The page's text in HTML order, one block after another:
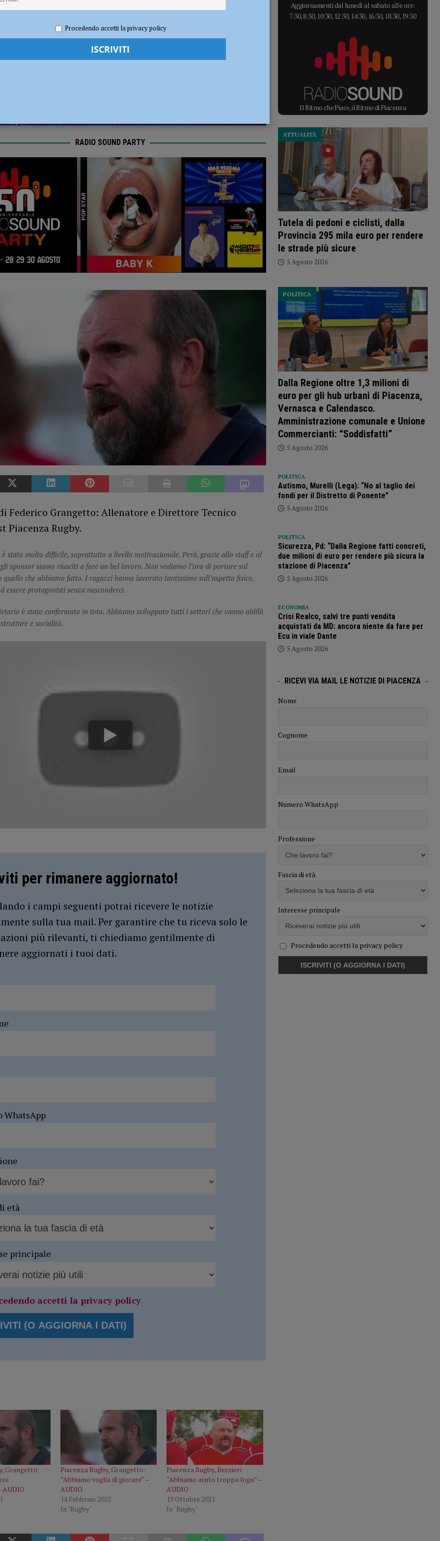
“Verificare subito la situazione nella provincia di Piacenza”
Carlofilippo Vardelli Rugby ,Sport
RADIO SOUND PARTY
Federico Grangetto: Allenatore e Direttore Tecnico
Piacenza Rugby.
stato molto difficile, soprattutto a livello motivazionale. Però, grazie allo staff e al
sponsor siamo riusciti a fare un bel lavoro. Non vediamo l’ora di portare sul
quello che abbiamo fatto. I ragazzi hanno lavorato tantissimo sull’aspetto fisico.
essere protagonisti senza nasconderci.
è stato confermato in toto. Abbiamo sviluppato tutti i settori che vanno aldilà
e socialità.
per rimanere aggiornato!
i campi seguenti potrai ricevere le notizie
sulla tua mail. Per garantire che tu riceva solo le
più rilevanti, ti chiediamo gentilmente di
aggiornati i tuoi dati.
WhatsApp
età
principale
accetti la privacy policy
Grangetto:
AUDIO
Piacenza Rugby, Grangetto:
”Abbiamo voglia di giocare” –
AUDIO
14 Febbraio 2022
In "Rugby"
Piacenza Rugby, Berzieri:
“Abbiamo avuto troppa foga” –
AUDIO
19 Ottobre 2021
In "Rugby"
Aggiornamenti dal lunedì al sabato alle ore:
7:30, 8:30, 10:30, 12:30, 14:30, 16:30, 18:30, 19:30
Il Ritmo che Piace, il Ritmo di Piacenza
Tutela di pedoni e ciclisti, dalla
Provincia 295 mila euro per rendere
le strade più sicure
ATTUALITÀ
5 Agosto 2026
Dalla Regione oltre 1,3 milioni di
euro per gli hub urbani di Piacenza,
Vernasca e Calendasco.
Amministrazione comunale e Unione
Commercianti: “Soddisfatti”
POLITICA
5 Agosto 2026
POLITICA
Autismo, Murelli (Lega): “No al taglio dei
fondi per il Distretto di Ponente”
5 Agosto 2026
POLITICA
Sicurezza, Pd: “Dalla Regione fatti concreti,
due milioni di euro per rendere più sicura la
stazione di Piacenza”
5 Agosto 2026
ECONOMIA
Crisi Realco, salvi tre punti vendita
acquistati da MD: ancora niente da fare per
Ecu in viale Dante
5 Agosto 2026
RICEVI VIA MAIL LE NOTIZIE DI PIACENZA
Nome
Cognome
Email
Numero WhatsApp
Professione
Fascia di età
Interesse principale
Procedendo accetti la privacy policy
Procedendo accetti la privacy policy